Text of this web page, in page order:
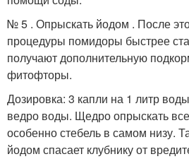
№ 5 . Опрыскать йодом . После
процедуры помидоры быстрее
получают дополнительную
фитофторы.
Дозировка: 3 капли на 1 литр
ведро воды. Щедро опрыскать
особенно стебель в самом низу.
йодом спасает клубнику от